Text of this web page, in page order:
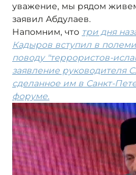
уважение, мы рядом
заявил Абдулаев.
Напомним, что три дня
Кадыров вступил в
поводу "террористов-
заявление руководителя
сделанное им в Санкт-
форуме.